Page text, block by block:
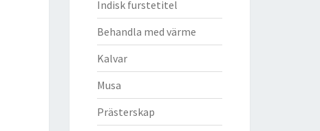
Indisk furstetitel
Behandla med värme
Kalvar
Musa
Prästerskap